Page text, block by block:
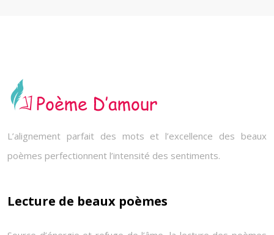
L’alignement parfait des mots et l’excellence des beaux
poèmes perfectionnent l’intensité des sentiments.
Lecture de beaux poèmes